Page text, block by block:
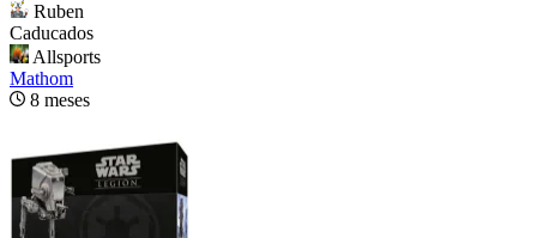
Ruben
Caducados
Allsports
Mathom
8 meses